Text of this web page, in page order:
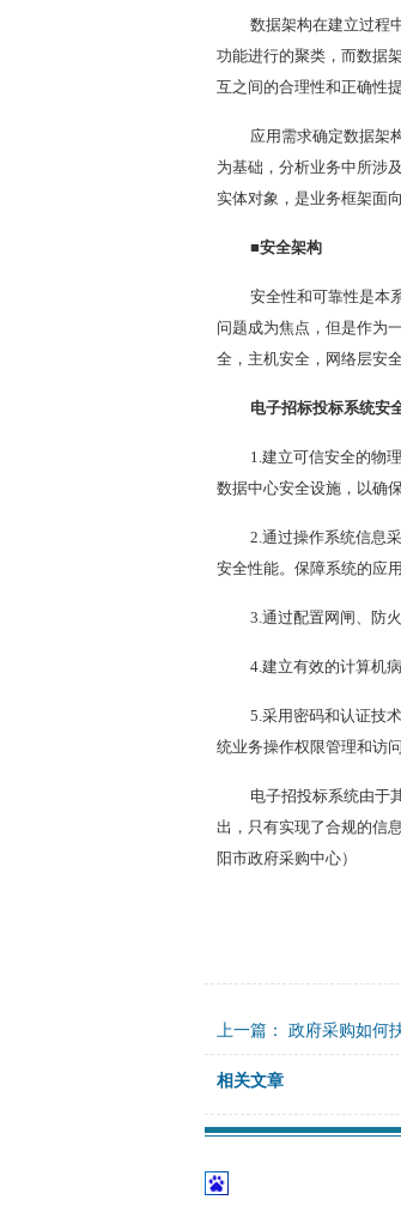
数据架构在建立过程
功能进行的聚类，而数据
互之间的合理性和正确性
应用需求确定数据架
为基础，分析业务中所涉
实体对象，是业务框架面
■安全架构
安全性和可靠性是本
问题成为焦点，但是作为
全，主机安全，网络层安
电子招标投标系统安
1.建立可信安全的物
数据中心安全设施，以确
2.通过操作系统信息
安全性能。保障系统的应
3.通过配置网闸、防
4.建立有效的计算机
5.采用密码和认证技
统业务操作权限管理和访问
电子招投标系统由于
出，只有实现了合规的信
阳市政府采购中心）
上一篇： 政府采购如何
相关文章